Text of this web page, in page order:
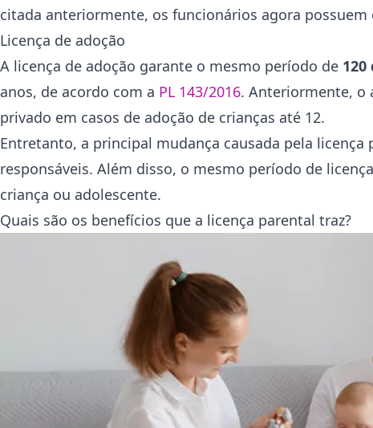
citada anteriormente, os funcionários agora
Licença de adoção
A licença de adoção garante o mesmo período de
anos, de acordo com a PL 143/2016. Anteriormente, o
privado em casos de adoção de crianças até 12.
Entretanto, a principal mudança causada pela
responsáveis. Além disso, o mesmo período de
criança ou adolescente.
Quais são os benefícios que a licença parental traz?